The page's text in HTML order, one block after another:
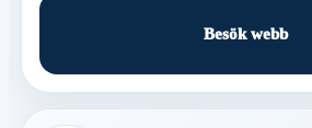
Besök webb